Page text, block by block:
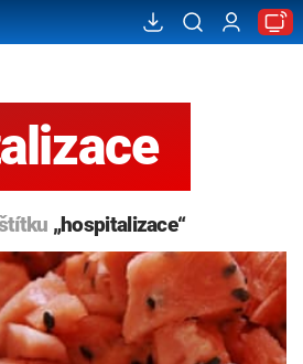
„hospitalizace“